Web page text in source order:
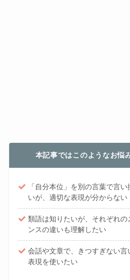
本記事ではこのようなお悩
「自分本位」を別の言葉で言い
いが、適切な表現が分からない
類語は知りたいが、それぞれの
ンスの違いも理解したい
会話や文章で、きつすぎない言
表現を使いたい